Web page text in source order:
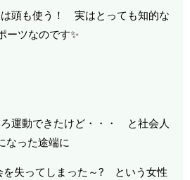
頭も使う！ 実はとっても知的な
ーツなのです✨
運動できたけど・・・ と社会人
なった途端に
を失ってしまった～? という女性